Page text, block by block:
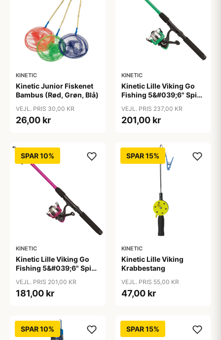
KINETIC
Kinetic Junior Fiskenet
Bambus (Rød, Grøn, Blå)
VEJL. PRIS 30,00 KR
26,00 kr
KINETIC
Kinetic Lille Viking Go
Fishing 5&#039;6" Spin
VEJL. PRIS 237,00 KR
201,00 kr
SPAR 10%
KINETIC
Kinetic Lille Viking Go
Fishing 5&#039;6" Spin
VEJL. PRIS 201,00 KR
181,00 kr
SPAR 15%
KINETIC
Kinetic Lille Viking
Krabbestang
VEJL. PRIS 55,00 KR
47,00 kr
SPAR 10% SPAR 15%